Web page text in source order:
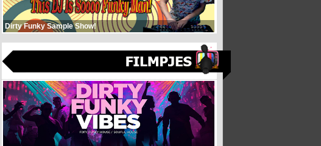
Dirty Funky Sample Show!